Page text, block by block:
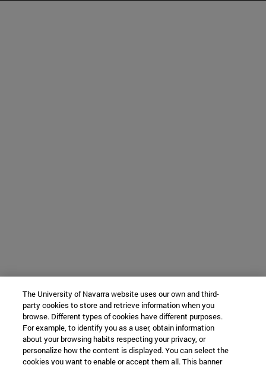
The University of Navarra website uses our own and third-
party cookies to store and retrieve information when you
browse. Different types of cookies have different purposes.
For example, to identify you as a user, obtain information
about your browsing habits respecting your privacy, or
personalize how the content is displayed. You can select the
cookies you want to enable or accept them all. This banner